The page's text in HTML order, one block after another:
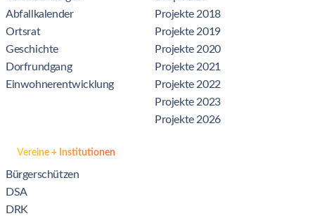
Abfallkalender
Ortsrat
Geschichte
Dorfrundgang
Einwohnerentwicklung
Projekte 2018
Projekte 2019
Projekte 2020
Projekte 2021
Projekte 2022
Projekte 2023
Projekte 2026
Vereine + Institutionen
Bürgerschützen
DSA
DRK